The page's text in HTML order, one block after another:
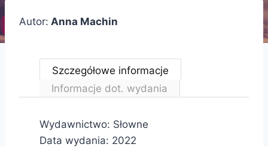
Autor: Anna Machin
Szczegółowe informacje
Informacje dot. wydania
Wydawnictwo: Słowne
Data wydania: 2022